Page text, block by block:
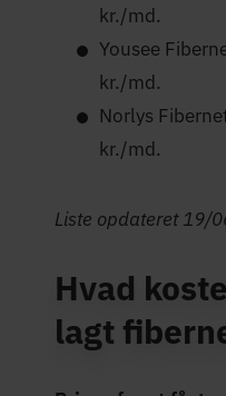
kr./md.
Yousee
kr./md.
Norlys
kr./md.
Liste opdateret 19/
Hvad
lagt